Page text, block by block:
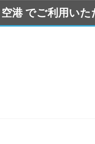
港 でご利用いた